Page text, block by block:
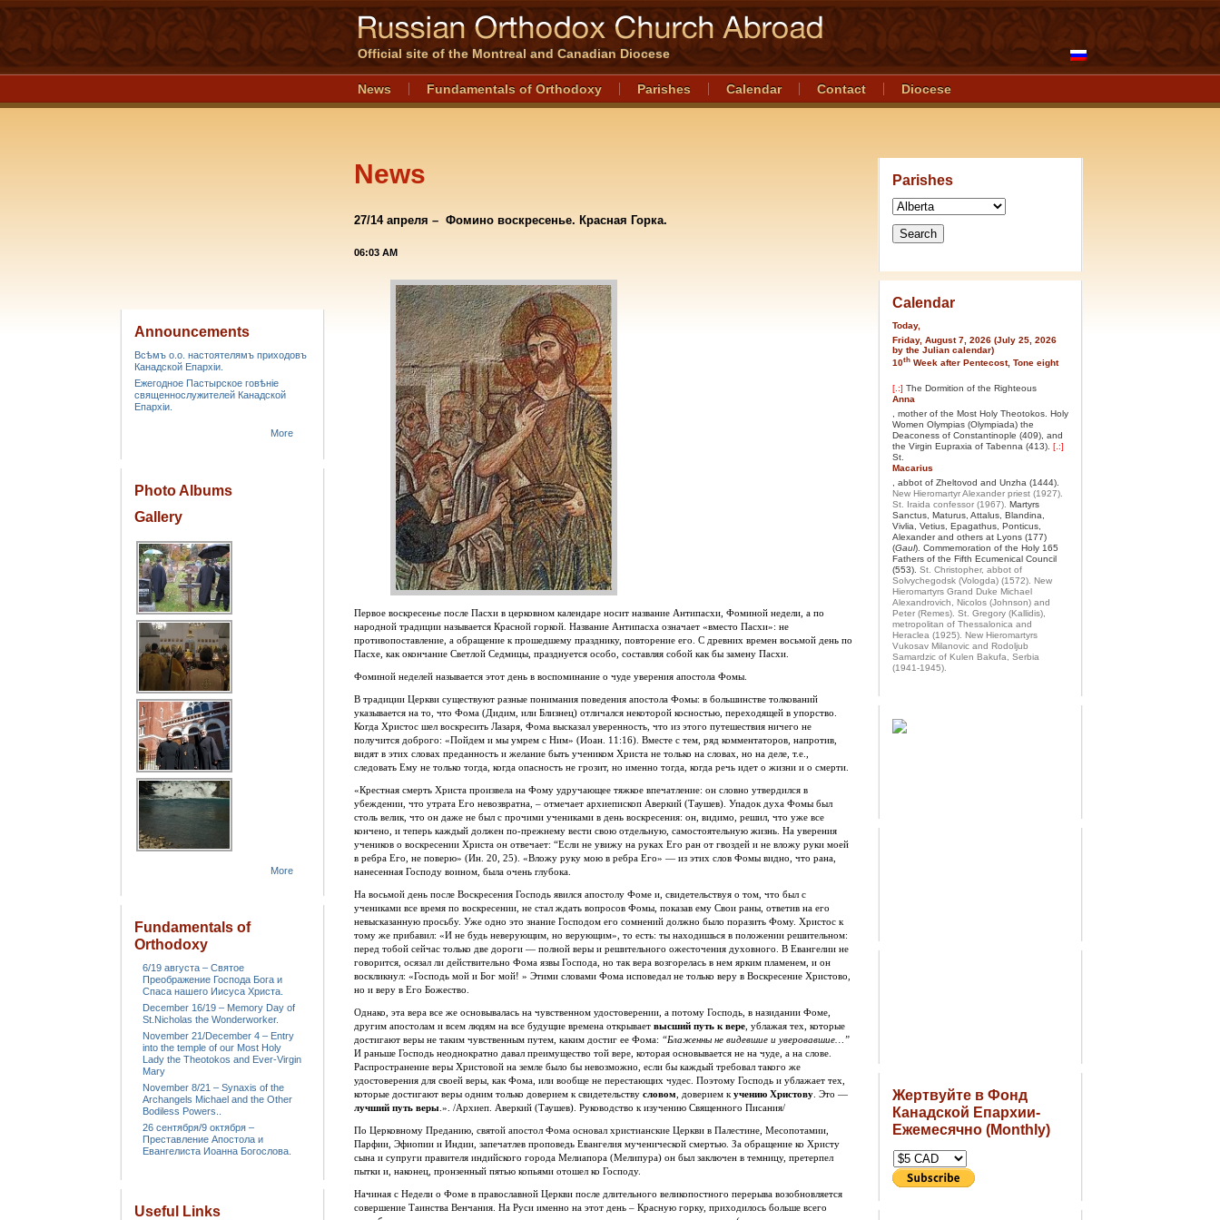
Official site of the Montreal and Canadian Diocese
News Fundamentals of Orthodoxy Parishes Calendar Contact Diocese
Parishes
Calendar
Today,
Friday, August 7, 2026 (July 25, 2026
by the Julian calendar)
10th Week after Pentecost, Tone eight
[.:] The Dormition of the Righteous
Anna
, mother of the Most Holy Theotokos. Holy
Women Olympias (Olympiada) the
Deaconess of Constantinople (409), and
the Virgin Eupraxia of Tabenna (413). [.:]
St.
Macarius
, abbot of Zheltovod and Unzha (1444).
New Hieromartyr Alexander priest (1927).
St. Iraida confessor (1967). Martyrs
Sanctus, Maturus, Attalus, Blandina,
Vivlia, Vetius, Epagathus, Ponticus,
Alexander and others at Lyons (177)
(Gaul). Commemoration of the Holy 165
Fathers of the Fifth Ecumenical Council
(553). St. Christopher, abbot of
Solvychegodsk (Vologda) (1572). New
Hieromartyrs Grand Duke Michael
Alexandrovich, Nicolos (Johnson) and
Peter (Remes). St. Gregory (Kallidis),
metropolitan of Thessalonica and
Heraclea (1925). New Hieromartyrs
Vukosav Milanovic and Rodoljub
Samardzic of Kulen Bakufa, Serbia
(1941-1945).
Жертвуйте в Фонд
Канадской Епархии-
Ежемесячно (Monthly)
News
27/14 апреля – Фомино воскресенье. Красная Горка.
06:03 AM
Первое воскресенье после Пасхи в церковном календаре носит название Антипасхи, Фоминой недели, а по
народной традиции называется Красной горкой. Название Антипасха означает «вместо Пасхи»: не
противопоставление, а обращение к прошедшему празднику, повторение его. С древних времен восьмой день по
Пасхе, как окончание Светлой Седмицы, празднуется особо, составляя собой как бы замену Пасхи.
Фоминой неделей называется этот день в воспоминание о чуде уверения апостола Фомы.
В традиции Церкви существуют разные понимания поведения апостола Фомы: в большинстве толкований
указывается на то, что Фома (Дидим, или Близнец) отличался некоторой косностью, переходящей в упорство.
Когда Христос шел воскресить Лазаря, Фома высказал уверенность, что из этого путешествия ничего не
получится доброго: «Пойдем и мы умрем с Ним» (Иоан. 11:16). Вместе с тем, ряд комментаторов , напротив,
видят в этих словах преданность и желание быть учеником Христа не только на словах, но на деле, т.е.,
следовать Ему не только тогда, когда опасность не грозит, но именно тогда, когда речь идет о жизни и о смерти.
«Крестная смерть Христа произвела на Фому удручающее тяжкое впечатление: он словно утвердился в
убеждении, что утрата Его невозвратна, – отмечает архиепископ Аверкий (Таушев). Упадок духа Фомы был
столь велик, что он даже не был с прочими учениками в день воскресения: он, видимо, решил, что уже все
кончено, и теперь каждый должен по-прежнему вести свою отдельную, самостоятельную жизнь. На уверения
учеников о воскресении Христа он отвечает: “Если не увижу на руках Его ран от гвоздей и не вложу руки моей
в ребра Его, не поверю» (Ин. 20, 25). «Вложу руку мою в ребра Его» — из этих слов Фомы видно, что рана,
нанесенная Господу воином, была очень глубока.
На восьмой день после Воскресения Господь явился апостолу Фоме и, свидетельствуя о том, что был с
учениками все время по воскресении, не стал ждать вопросов Фомы, показав ему Свои раны , ответив на его
невысказанную просьбу. Уже одно это знание Господом его сомнений должно было поразить Фому. Христос к
тому же прибавил: «И не будь неверующим, но верующим», то есть: ты находишься в положении решительном:
перед тобой сейчас только две дороги — полной веры и решительного ожесточения духовного. В Евангелии не
говорится, осязал ли действительно Фома язвы Господа, но так вера возгорелась в нем ярким пламенем, и он
воскликнул: «Господь мой и Бог мой! » Этими словами Фома исповедал не только веру в Воскресение Христово,
но и веру в Его Божество.
Однако, эта вера все же основывалась на чувственном удостоверении, а потому Господь, в назидании Фоме,
другим апостолам и всем людям на все будущие времена открывает высший путь к вере , ублажая тех, которые
достигают веры не таким чувственным путем, каким достиг ее Фома: “Блаженны не видевшие и уверовавшие…”
И раньше Господь неоднократно давал преимущество той вере, которая основывается не на чуде, а на слове.
Распространение веры Христовой на земле было бы невозможно, если бы каждый требовал такого же
удостоверения для своей веры, как Фома, или вообще не перестающих чудес. Поэтому Господь и ублажает тех,
которые достигают веры одним только доверием к свидетельству словом , доверием к учению Христову . Это —
лучший путь веры .». /Архиеп. Аверкий (Таушев). Руководство к изучению Священного Писания/
По Церковному Преданию, святой апостол Фома основал христианские Церкви в Палестине, Месопотамии,
Парфии, Эфиопии и Индии, запечатлев проповедь Евангелия мученической смертью. За обращение ко Христу
сына и супруги правителя индийского города Мелиапора (Мелипура) он был заключен в темницу, претерпел
пытки и, наконец, пронзенный пятью копьями отошел ко Господу.
Начиная с Недели о Фоме в православной Церкви после длительного великопостного перерыва возобновляется
совершение Таинства Венчания. На Руси именно на этот день – Красную горку, приходилось больше всего
Announcements
Всѣмъ о.о. настоятелямъ приходовъ
Канадской Епархiи.
Ежегодное Пастырское говѣніе
священнослужителей Канадской
Епархіи.
More
Photo Albums
Gallery
More
Fundamentals of
Orthodoxy
6/19 августа – Святое
Преображение Господа Бога и
Спаса нашего Иисуса Христа.
December 16/19 – Memory Day of
St.Nicholas the Wonderworker.
November 21/December 4 – Entry
into the temple of our Most Holy
Lady the Theotokos and Ever-Virgin
Mary
November 8/21 – Synaxis of the
Archangels Michael and the Other
Bodiless Powers..
26 сентября/9 октября –
Преставление Апостола и
Евангелиста Иоанна Богослова.
Useful Links